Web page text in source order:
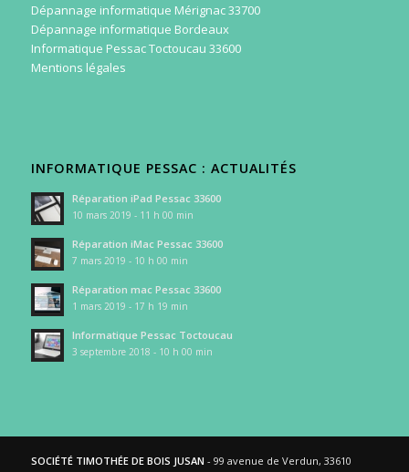
Dépannage informatique Mérignac 33700
Dépannage informatique Bordeaux
Informatique Pessac Toctoucau 33600
Mentions légales
INFORMATIQUE PESSAC : ACTUALITÉS
Réparation iPad Pessac 33600
10 mars 2019 - 11 h 00 min
Réparation iMac Pessac 33600
7 mars 2019 - 10 h 00 min
Réparation mac Pessac 33600
1 mars 2019 - 17 h 19 min
Informatique Pessac Toctoucau
3 septembre 2018 - 10 h 00 min
SOCIÉTÉ TIMOTHÉE DE BOIS JUSAN - 99 avenue de Verdun, 33610